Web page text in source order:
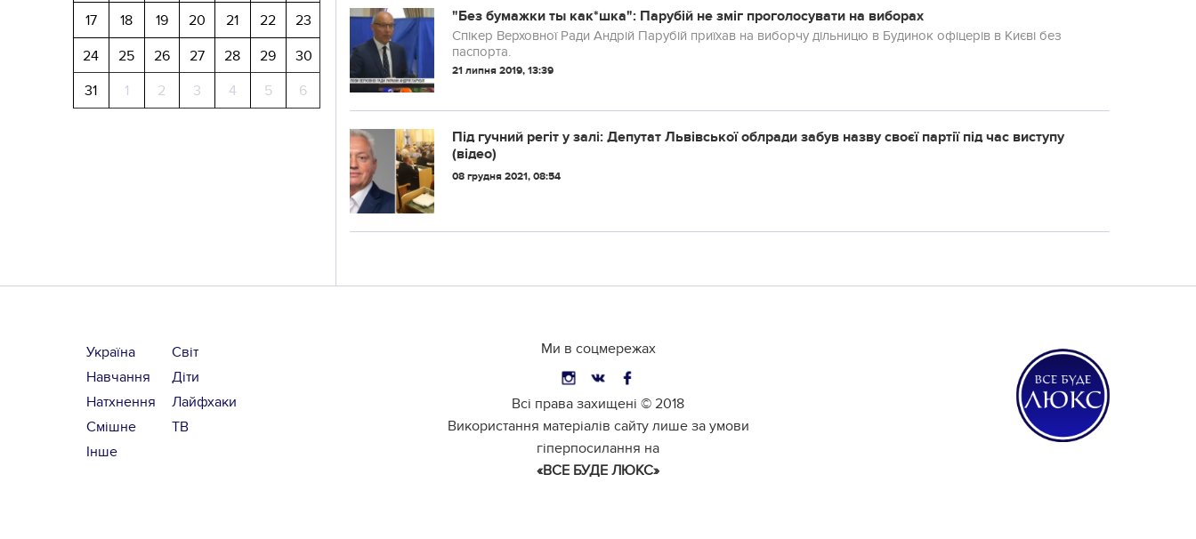
17
18 19 20 21 22
23
24
25 26 27 28 29
30
31
1 2 3 4 5 6
"Без бумажки ты как*шка": Парубій не зміг проголосувати на виборах
Спікер Верховної Ради Андрій Парубій приїхав на виборчу дільницю в Будинок офіцерів в Києві без
паспорта.
21 липня 2019, 13:39
Під гучний регіт у залі: Депутат Львівської облради забув назву своєї партії під час виступу
(відео)
08 грудня 2021, 08:54
Україна
Світ
Навчання
Діти
Натхнення
Лайфхаки
Смішне
ТВ
Інше
Ми в соцмережах
Всі права захищені © 2018
Використання матеріалів сайту лише за умови
гіперпосилання на
«ВСЕ БУДЕ ЛЮКС»